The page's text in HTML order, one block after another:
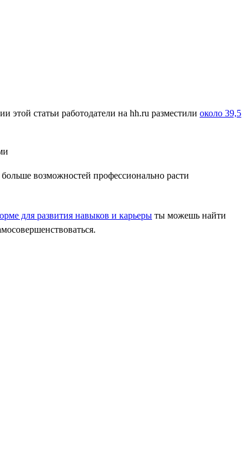
статьи работодатели на hh.ru разместили около 39,5
возможностей профессионально расти
для развития навыков и карьеры ты можешь найти